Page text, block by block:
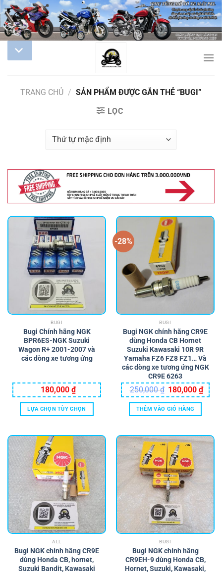
TRANG CHỦ / SẢN PHẨM ĐƯỢC GẮN THẺ “BUGI”
LỌC
BUGI
Bugi Chính hãng NGK
BPR6ES-NGK Suzuki
Wagon R+ 2001-2007 và
các dòng xe tương ứng
180,000 ₫
LỰA CHỌN TÙY CHỌN
có
nhiều
biến
thể.
Các
tùy
chọn
có
thể
được
chọn
trên
-28%
BUGI
Bugi NGK chính hãng CR9E
dùng Honda CB Hornet
Suzuki Kawasaki 10R 9R
Yamaha FZ6 FZ8 FZ1… Và
các dòng xe tương ứng NGK
CR9E 6263
250,000₫ Giá
gốc
là:
250,000 ₫.
180,000₫Giá
hiện
THÊM VÀO GIỎ HÀNG
ALL
Bugi NGK chính hãng CR9E
dùng Honda CB, hornet,
Suzuki Bandit, Kawasaki
BUGI
Bugi NGK chính hãng
CR9EH-9 dùng Honda CB,
Hornet, Suzuki, Kawasaki,